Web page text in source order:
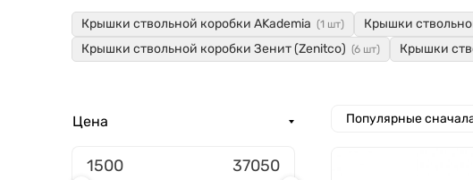
Крышки ствольной коробки AKademia (1 шт) Крышки
Крышки ствольной коробки Зенит (Zenitco) (6 шт) Крышки
Цена Популярные